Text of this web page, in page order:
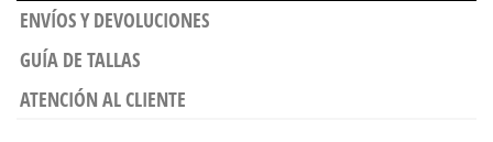
ENVÍOS Y DEVOLUCIONES
GUÍA DE TALLAS
ATENCIÓN AL CLIENTE